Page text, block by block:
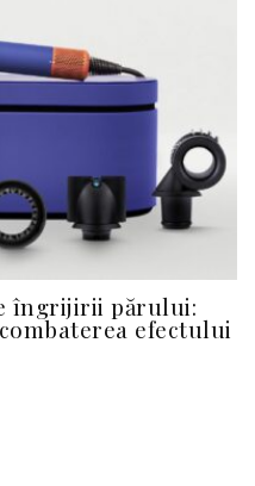
îngrijirii părului:
efectului